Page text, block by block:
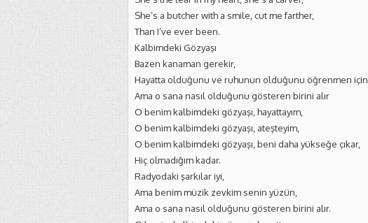
She’s a butcher with a smile, cut me farther,
Than I’ve ever been.
Kalbimdeki Gözyaşı
Bazen kanaman gerekir,
Hayatta olduğunu ve ruhunun olduğunu öğrenmen için,
Ama o sana nasıl olduğunu gösteren birini alır
O benim kalbimdeki gözyaşı, hayattayım,
O benim kalbimdeki gözyaşı, ateşteyim,
O benim kalbimdeki gözyaşı, beni daha yükseğe çıkar,
Hiç olmadığım kadar.
Radyodaki şarkılar iyi,
Ama benim müzik zevkim senin yüzün,
Ama o sana nasıl olduğunu gösteren birini alır.